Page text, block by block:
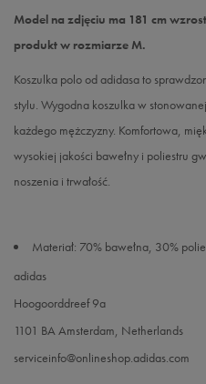
Model na zdjęciu ma 181 cm
produkt w rozmiarze M.
Koszulka polo od adidasa to
stylu. Wygodna koszulka w
każdego mężczyzny. Komfortowa,
wysokiej jakości bawełny i poliestru
noszenia i trwałość.
Materiał: 70% bawełna, 30%
adidas
Hoogoorddreef 9a
1101 BA Amsterdam, Netherlands
serviceinfo@onlineshop.adidas.com